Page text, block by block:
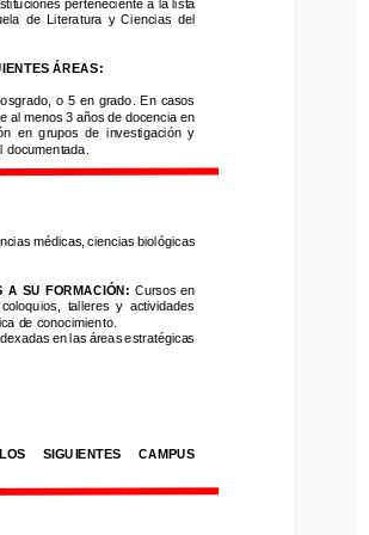
de  Literatura  y  Ciencias  del
menos 3 años de docencia en
grupos  de  investigación  y
FORMACIÓN:
talleres  y  actividades
conocimiento.
en las áreas estratégicas
SIGUIENTES     CAMP
perteneciente a la lista
de  Literatura  y  Ciencias  del
ÁREAS:
o  5  en  grado.  En casos
al menos 3 años de docencia en
en  grupos  de  investigación  y
documentada.
médicas, ciencias biológicas
SU  FORMACIÓN:
Cursos  en
talleres  y  actividades
de conocimiento.
en las áreas estratégicas
SIGUIENTES     CAMPUS